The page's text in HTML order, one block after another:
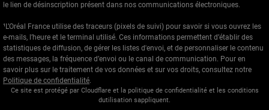
le lien de désinscription présent dans nos communications électroniques.
¹L’Oréal France utilise des traceurs (pixels de suivi) pour savoir si vous ouvrez les
e-mails, l’heure et le terminal utilisé. Ces informations permettent d’établir des
statistiques de diffusion, de gérer les listes d'envoi, et de personnaliser le contenu
des messages, la fréquence d’envoi ou le canal de communication. Pour en
savoir plus sur le traitement de vos données et sur vos droits, consultez notre
Politique de confidentialité.
Ce site est protégé par Cloudflare et la politique de confidentialité et les conditions
dutilisation sappliquent.